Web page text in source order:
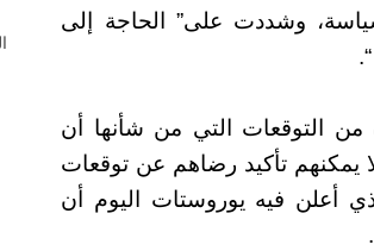
وشددت على” الحاجة إلى
جديدة من التوقعات التي من شأنها أن
يمكنهم تأكيد رضاهم عن توقعات
أعلن فيه يوروستات اليوم أن